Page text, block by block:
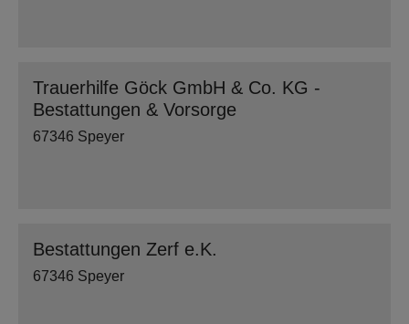
Trauerhilfe Göck GmbH & Co. KG -
Bestattungen & Vorsorge
67346 Speyer
Bestattungen Zerf e.K.
67346 Speyer